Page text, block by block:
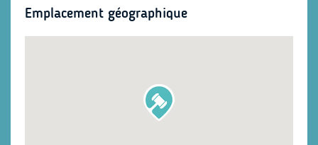
Emplacement géographique